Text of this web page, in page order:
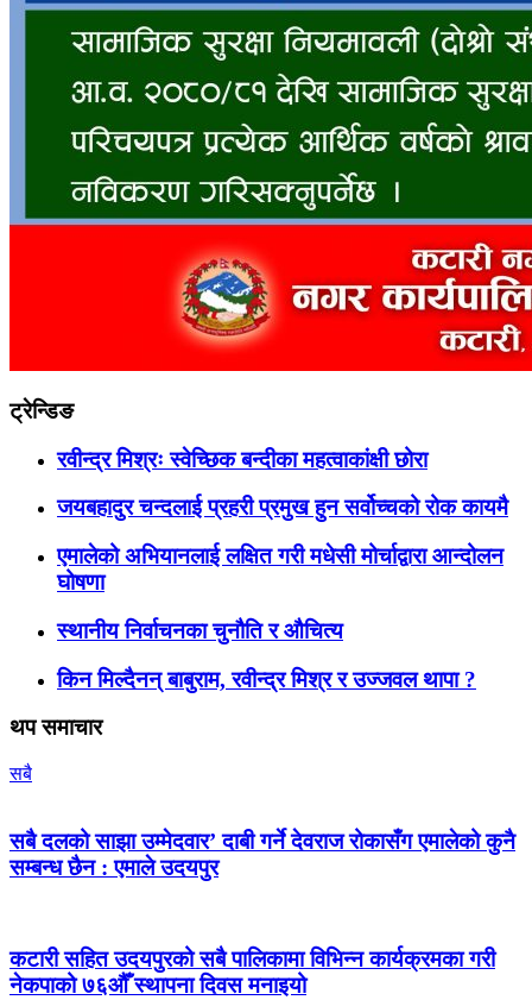
ट्रेन्डिङ
रवीन्द्र मिश्रः स्वेच्छिक बन्दीका महत्वाकांक्षी छोरा
जयबहादुर चन्दलाई प्रहरी प्रमुख हुन सर्वोच्चको रोक कायमै
एमालेको अभियानलाई लक्षित गरी मधेसी मोर्चाद्वारा आन्दोलन
घोषणा
स्थानीय निर्वाचनका चुनौति र औचित्य
किन मिल्दैनन् बाबुराम, रवीन्द्र मिश्र र उज्जवल थापा ?
थप समाचार
सबै
सबै दलको साझा उम्मेदवार’ दाबी गर्ने देवराज रोकासँग एमालेको कुनै
सम्बन्ध छैन : एमाले उदयपुर
कटारी सहित उदयपुरको सबै पालिकामा विभिन्न कार्यक्रमका गरी
नेकपाको ७६औँ स्थापना दिवस मनाइयो